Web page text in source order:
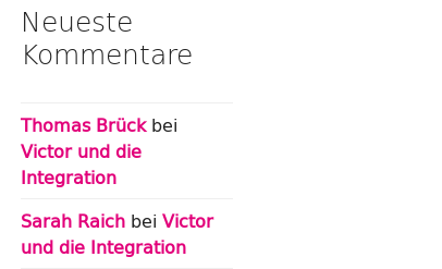
Neueste
Kommentare
Thomas Brückbei
Victor und die
Integration
Sarah Raich bei Victor
und die Integration